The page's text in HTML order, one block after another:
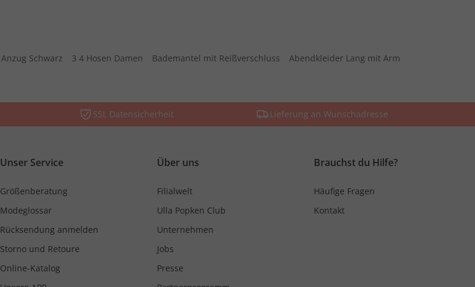
Anzug Schwarz 3 4 Hosen Damen Bademantel mit Reißverschluss
Abendkleider Lang mit Arm
SSL Datensicherheit Lieferung an Wunschadresse
Unser Service
Größenberatung
Modeglossar
Rücksendung anmelden
Storno und Retoure
Online-Katalog
Über uns
Filialwelt
Ulla Popken Club
Unternehmen
Jobs
Presse
Brauchst du Hilfe?
Häufige Fragen
Kontakt